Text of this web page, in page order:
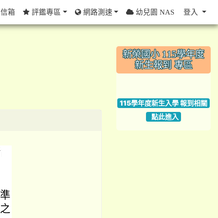
:::
新榮國小 115學年度
新生報到 專區
115學年度新生入學 報到相關
點此進入
箱 評鑑專區 網路測速 幼兒園 NAS 登入